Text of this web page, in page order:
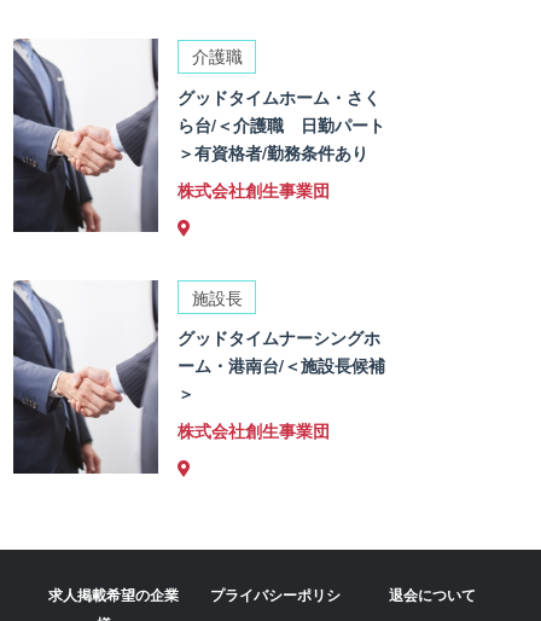
介護職
グッドタイムホーム・さく
ら台/＜介護職 日勤パート
＞有資格者/勤務条件あり
株式会社創生事業団
施設長
グッドタイムナーシングホ
ーム・港南台/＜施設長候補
＞
株式会社創生事業団
求人掲載希望の企業
プライバシーポリシ
退会について